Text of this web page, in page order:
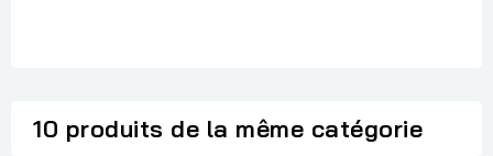
10 produits de la même catégorie